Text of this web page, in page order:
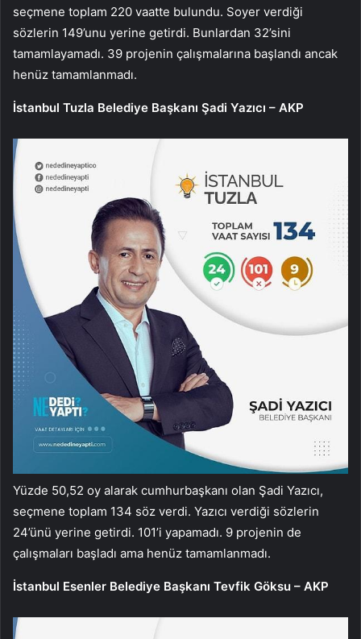
seçmene toplam 220 vaatte bulundu. Soyer verdiği
sözlerin 149’unu yerine getirdi. Bunlardan 32’sini
tamamlayamadı. 39 projenin çalışmalarına başlandı ancak
henüz tamamlanmadı.
İstanbul Tuzla Belediye Başkanı Şadi Yazıcı – AKP
Yüzde 50,52 oy alarak cumhurbaşkanı olan Şadi Yazıcı,
seçmene toplam 134 söz verdi. Yazıcı verdiği sözlerin
24’ünü yerine getirdi. 101’i yapamadı. 9 projenin de
çalışmaları başladı ama henüz tamamlanmadı.
İstanbul Esenler Belediye Başkanı Tevfik Göksu – AKP